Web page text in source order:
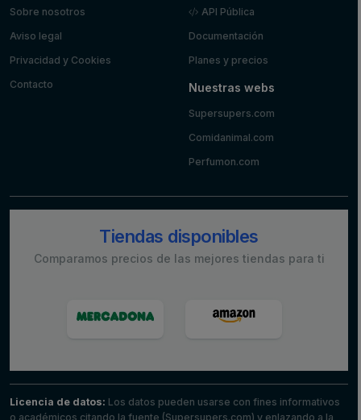
Sobre nosotros
Aviso legal
Privacidad y Cookies
Contacto
API Pública
Documentación
Planes y precios
Nuestras webs
Supersupers.com
Comidanimal.com
Perfumon.com
Tiendas disponibles
Comparamos precios de las mejores tiendas para ti
Licencia de datos: Los datos pueden usarse con fines informativos
o académicos citando la fuente (Supersupers.com) y enlazando a la